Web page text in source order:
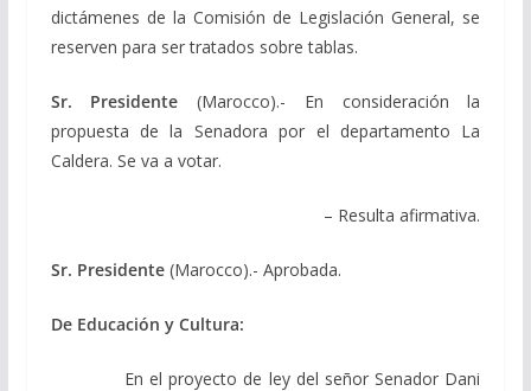
dictámenes de la Comisión de Legislación General, se
reserven para ser tratados sobre tablas.
Sr. Presidente (Marocco).- En consideración la
propuesta de la Senadora por el departamento La
Caldera. Se va a votar.
– Resulta afirmativa.
Sr. Presidente(Marocco).- Aprobada.
De Educación y Cultura:
En el proyecto de ley del señor Senador Dani